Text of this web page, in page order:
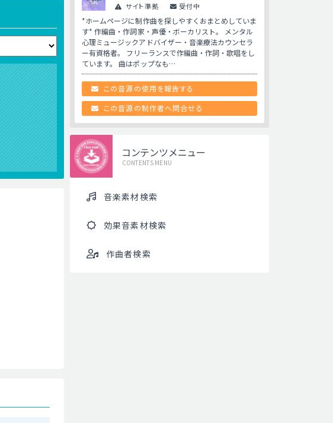
サイト準拠 受付中
*ホームページに制作曲を探しやすくおまとめしていま
す* 作編曲・作詞家・声優・ボーカリスト。 メンタル
心理ミュージックアドバイザー・音楽療法カウンセラ
ー有資格者。 フリーランスで作編曲・作詞・歌唱をし
ています。 曲はポップなも…
この音源の使用を報告する
この音源の制作者へ問合せる
コンテンツメニュー
CONTENTS MENU
音楽素材検索
効果音素材検索
作曲者検索